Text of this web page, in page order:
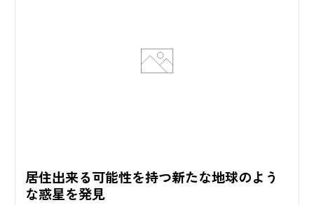
居住出来る可能性を持つ新たな地球のよう
な惑星を発見